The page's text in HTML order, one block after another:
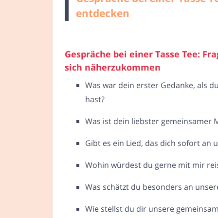
entdecken
Gespräche bei einer Tasse Tee:
sich näherzukommen
Was war dein erster Gedanke, als
hast?
Was ist dein liebster gemeinsamer
Gibt es ein Lied, das dich sofort an
Wohin würdest du gerne mit mir
Was schätzt du besonders an
Wie stellst du dir unsere